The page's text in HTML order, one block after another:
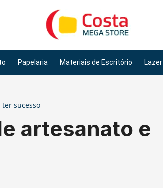
Papelaria Materiais de Escritório
sucesso
artesanato e